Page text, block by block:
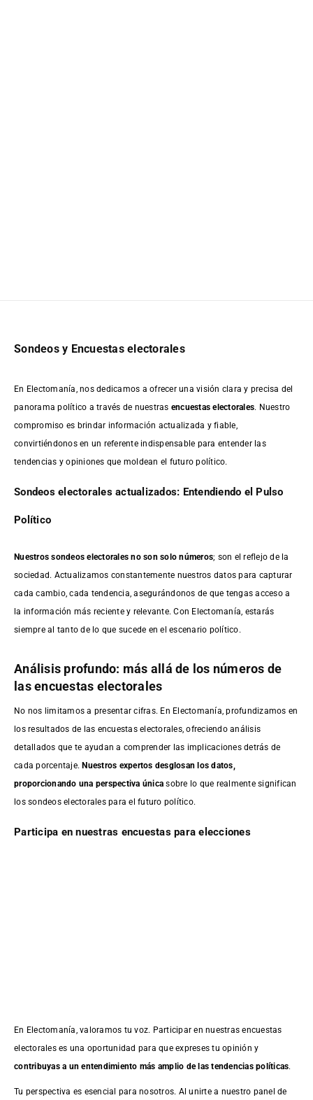
Sondeos y Encuestas electorales
En Electomanía, nos dedicamos a ofrecer una visión clara y precisa del
panorama político a través de nuestras encuestas electorales. Nuestro
compromiso es brindar información actualizada y fiable,
convirtiéndonos en un referente indispensable para entender las
tendencias y opiniones que moldean el futuro político.
Sondeos electorales actualizados: Entendiendo el Pulso
Político
Nuestros sondeos electorales no son solo números; son el reflejo de la
sociedad. Actualizamos constantemente nuestros datos para capturar
cada cambio, cada tendencia, asegurándonos de que tengas acceso a
la información más reciente y relevante. Con Electomanía, estarás
siempre al tanto de lo que sucede en el escenario político.
Análisis profundo: más allá de los números de
las encuestas electorales
No nos limitamos a presentar cifras. En Electomanía, profundizamos en
los resultados de las encuestas electorales, ofreciendo análisis
detallados que te ayudan a comprender las implicaciones detrás de
cada porcentaje.Nuestros expertos desglosan los datos,
proporcionando una perspectiva única sobre lo que realmente significan
los sondeos electorales para el futuro político.
Participa en nuestras encuestas para elecciones
En Electomanía, valoramos tu voz. Participar en nuestras encuestas
electorales es una oportunidad para que expreses tu opinión y
contribuyas a un entendimiento más amplio de las tendencias políticas.
Tu perspectiva es esencial para nosotros. Al unirte a nuestro panel de